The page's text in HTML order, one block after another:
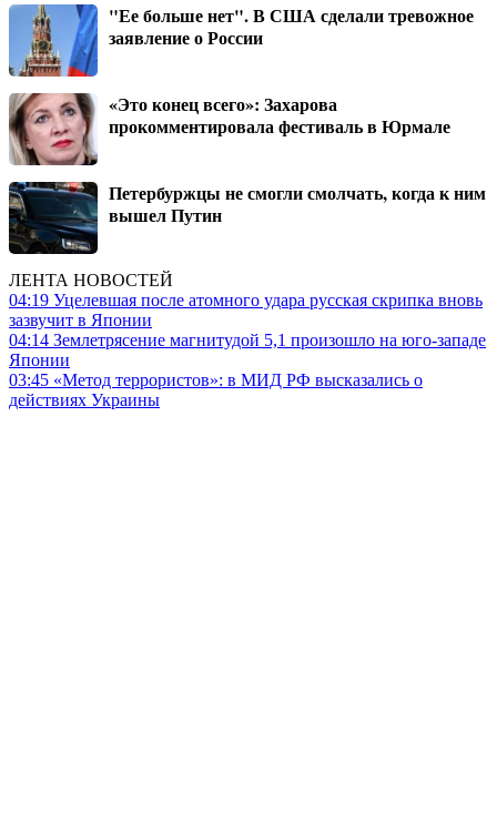
"Ее больше нет". В США сделали тревожное
заявление о России
«Это конец всего»: Захарова
прокомментировала фестиваль в Юрмале
Петербуржцы не смогли смолчать, когда к ним
вышел Путин
ЛЕНТА НОВОСТЕЙ
04:19 Уцелевшая после атомного удара русская скрипка вновь
зазвучит в Японии
04:14 Землетрясение магнитудой 5,1 произошло на юго-западе
Японии
03:45 «Метод террористов»: в МИД РФ высказались о
действиях Украины